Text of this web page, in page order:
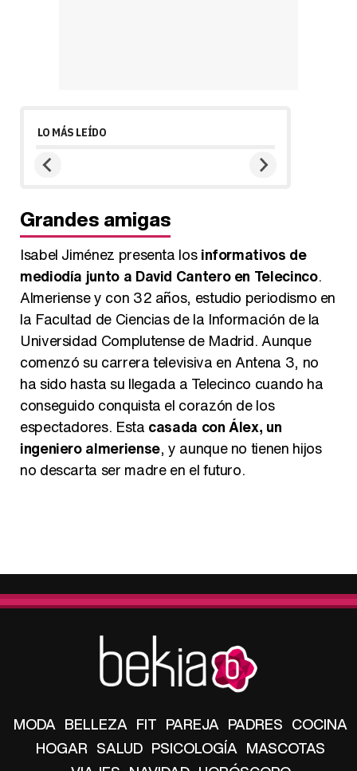
LO MÁS LEÍDO
Grandes amigas
Isabel Jiménez presenta losinformativos de
mediodía junto a David Cantero en Telecinco.
Almeriense y con 32 años, estudio periodismo en
la Facultad de Ciencias de la Información de la
Universidad Complutense de Madrid. Aunque
comenzó su carrera televisiva en Antena 3, no
ha sido hasta su llegada a Telecinco cuando ha
conseguido conquista el corazón de los
espectadores. Esta casada con Álex, un
ingeniero almeriense, y aunque no tienen hijos
no descarta ser madre en el futuro.
MODA BELLEZA FIT PAREJA PADRES COCINA
HOGAR SALUD PSICOLOGÍA MASCOTAS